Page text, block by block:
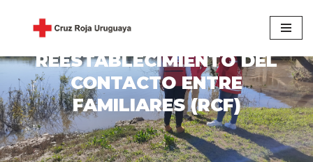
Saltar
al
contenido
REESTABLECIMIENTO DEL
CONTACTO ENTRE
FAMILIARES (RCF)